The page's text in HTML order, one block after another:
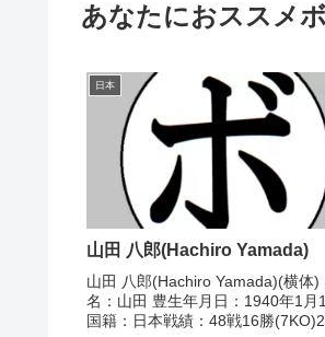
あなたにおススメ
日本
山田 八郎(Hachiro Yamada)
山田 八郎(Hachiro Yamada)(横体
名：山田 豊生年月日：1940年1月
国籍：日本戦績：48戦16勝